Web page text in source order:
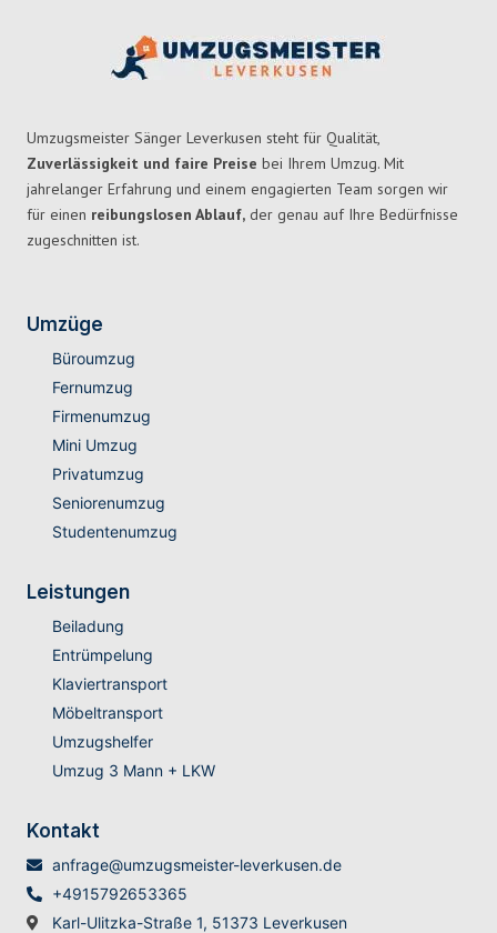
Umzugsmeister Sänger Leverkusen steht für Qualität,
Zuverlässigkeit und faire Preise bei Ihrem Umzug. Mit
jahrelanger Erfahrung und einem engagierten Team sorgen wir
für einen reibungslosen Ablauf, der genau auf Ihre Bedürfnisse
zugeschnitten ist.
Umzüge
Büroumzug
Fernumzug
Firmenumzug
Mini Umzug
Privatumzug
Seniorenumzug
Studentenumzug
Leistungen
Beiladung
Entrümpelung
Klaviertransport
Möbeltransport
Umzugshelfer
Umzug 3 Mann + LKW
Kontakt
anfrage@umzugsmeister-leverkusen.de
+4915792653365
Karl-Ulitzka-Straße 1, 51373 Leverkusen